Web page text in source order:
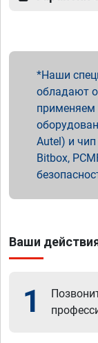
Наши
обладают
применяем
Autel) и чип
Bitbox,
Ваши
1